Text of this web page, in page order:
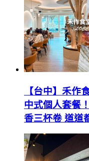
【台中】禾作
中式個人套餐
香三杯卷 道道